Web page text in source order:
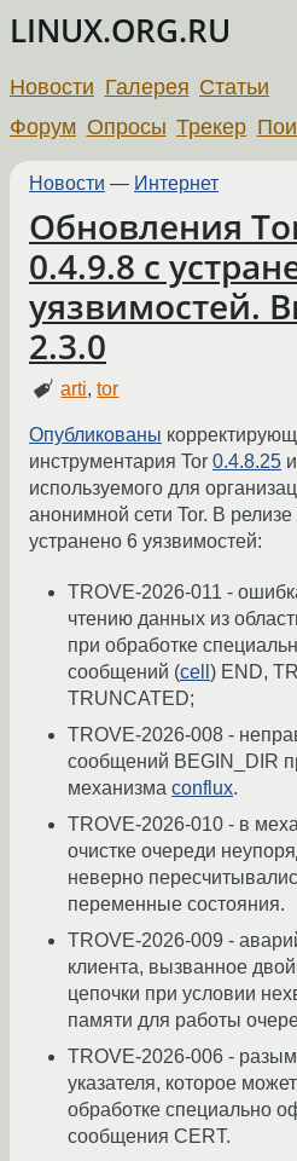
LINUX.ORG.RU
Новости Галерея Статьи
Форум Опросы Трекер
Новости — Интернет
Обновления
0.4.9.8 с
уязвимостей.
2.3.0
arti,tor
Опубликованы
инструментария Tor 0.4.8.25 и
используемого для
анонимной сети Tor. В релизе
устранено 6 уязвимостей:
TROVE-2026-011 -
чтению данных из
при обработке
сообщений (cell ) END,
TRUNCATED;
TROVE-2026-008 -
сообщений BEGIN_DIR
механизма conflux.
TROVE-2026-010 - в
очистке очереди
неверно
переменные состояния.
TROVE-2026-009 -
клиента, вызванное
цепочки при условии
памяти для работы
TROVE-2026-006 -
указателя, которое
обработке специально
сообщения CERT.